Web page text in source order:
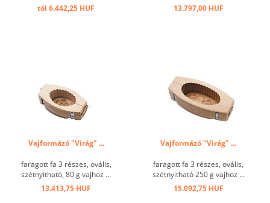
tól 6.442,25 HUF
13.797,00 HUF
Vajformázó "Virág" ...
faragott fa 3 részes, ovális,
szétnyitható, 80 g vajhoz ...
13.413,75 HUF
Vajformázó "Virág" ...
faragott fa 3 részes, ovális,
szétnyitható 250 g vajhoz ...
15.092,75 HUF